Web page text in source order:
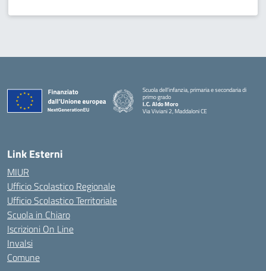
Scuola dell’infanzia, primaria e secondaria di
primo grado
I.C. Aldo Moro
Via Viviani 2, Maddaloni CE
Link Esterni
MIUR
Ufficio Scolastico Regionale
Ufficio Scolastico Territoriale
Scuola in Chiaro
Iscrizioni On Line
Invalsi
Comune